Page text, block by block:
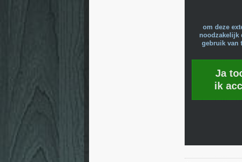
om deze
noodzakelijk
gebruik van
Ja
ik